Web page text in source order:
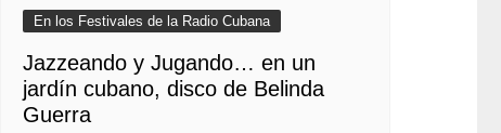
En los Festivales de la Radio Cubana
Jazzeando y Jugando… en un
jardín cubano, disco de Belinda
Guerra